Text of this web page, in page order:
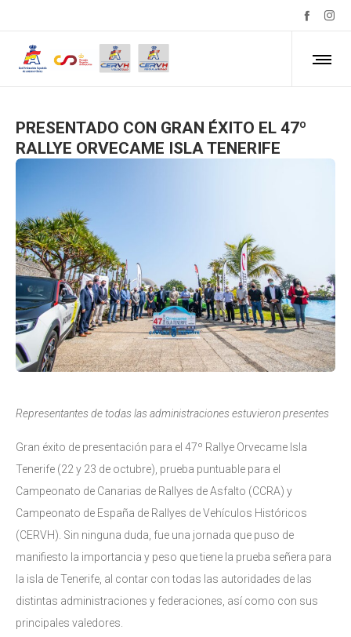
PRESENTADO CON GRAN ÉXITO EL 47º
RALLYE ORVECAME ISLA TENERIFE
Representantes de todas las administraciones estuvieron presentes
Gran éxito de presentación para el 47º Rallye Orvecame Isla
Tenerife (22 y 23 de octubre), prueba puntuable para el
Campeonato de Canarias de Rallyes de Asfalto (CCRA) y
Campeonato de España de Rallyes de Vehículos Históricos
(CERVH). Sin ninguna duda, fue una jornada que puso de
manifiesto la importancia y peso que tiene la prueba señera para
la isla de Tenerife, al contar con todas las autoridades de las
distintas administraciones y federaciones, así como con sus
principales valedores.